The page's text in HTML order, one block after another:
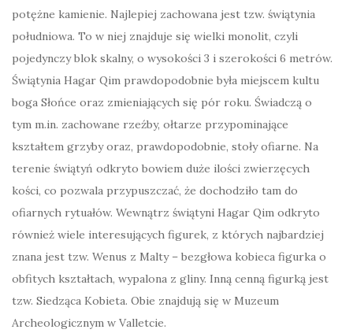
potężne kamienie. Najlepiej zachowana jest tzw. świątynia
południowa. To w niej znajduje się wielki monolit, czyli
pojedynczy blok skalny, o wysokości 3 i szerokości 6 metrów.
Świątynia Hagar Qim prawdopodobnie była miejscem kultu
boga Słońce oraz zmieniających się pór roku. Świadczą o
tym m.in. zachowane rzeźby, ołtarze przypominające
kształtem grzyby oraz, prawdopodobnie, stoły ofiarne. Na
terenie świątyń odkryto bowiem duże ilości zwierzęcych
kości, co pozwala przypuszczać, że dochodziło tam do
ofiarnych rytuałów. Wewnątrz świątyni Hagar Qim odkryto
również wiele interesujących figurek, z których najbardziej
znana jest tzw. Wenus z Malty – bezgłowa kobieca figurka o
obfitych kształtach, wypalona z gliny. Inną cenną figurką jest
tzw. Siedząca Kobieta. Obie znajdują się w Muzeum
Archeologicznym w Valletcie.